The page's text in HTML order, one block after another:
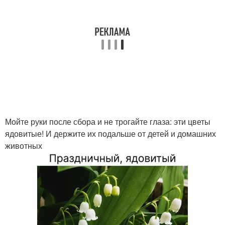
Мойте руки после сбора и не трогайте глаза: эти цветы
ядовитые! И держите их подальше от детей и домашних
животных